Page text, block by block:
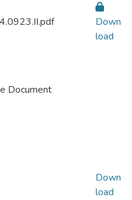
Document
Down
load
Down
load